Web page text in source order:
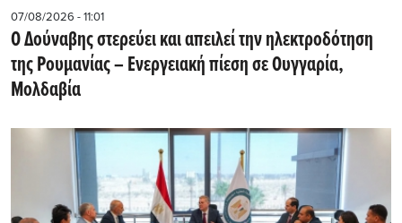
07/08/2026 - 11:01
Ο Δούναβης στερεύει και απειλεί την ηλεκτροδότηση
της Ρουμανίας – Ενεργειακή πίεση σε Ουγγαρία,
Μολδαβία